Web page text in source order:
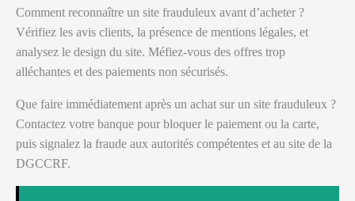
Comment reconnaître un site frauduleux avant d’acheter ?
Vérifiez les avis clients, la présence de mentions légales, et
analysez le design du site. Méfiez-vous des offres trop
alléchantes et des paiements non sécurisés.
Que faire immédiatement après un achat sur un site frauduleux ?
Contactez votre banque pour bloquer le paiement ou la carte,
puis signalez la fraude aux autorités compétentes et au site de la
DGCCRF.